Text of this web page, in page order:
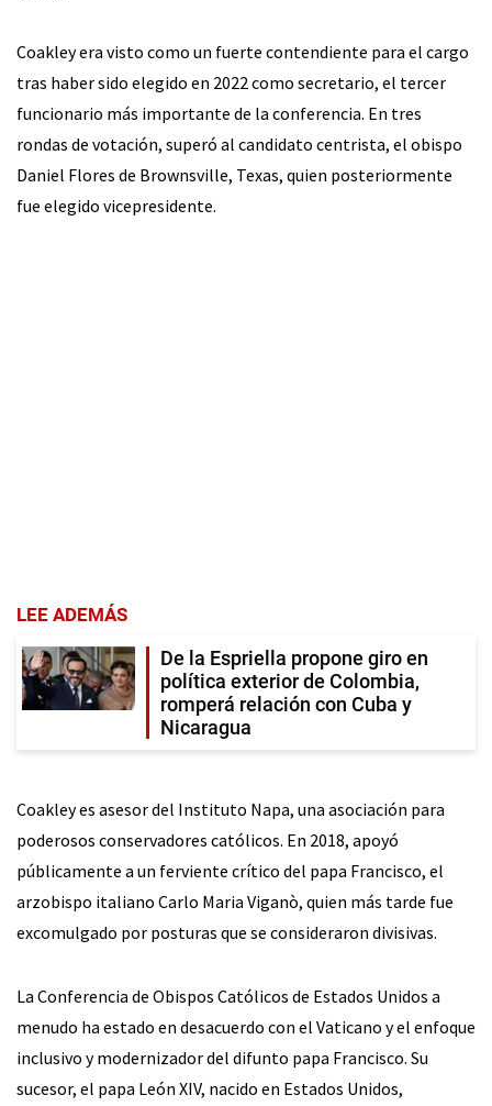
Coakley era visto como un fuerte contendiente para el cargo
tras haber sido elegido en 2022 como secretario, el tercer
funcionario más importante de la conferencia. En tres
rondas de votación, superó al candidato centrista, el obispo
Daniel Flores de Brownsville, Texas, quien posteriormente
fue elegido vicepresidente.
LEE ADEMÁS
De la Espriella propone giro en
política exterior de Colombia,
romperá relación con Cuba y
Nicaragua
Coakley es asesor del Instituto Napa, una asociación para
poderosos conservadores católicos. En 2018, apoyó
públicamente a un ferviente crítico del papa Francisco, el
arzobispo italiano Carlo Maria Viganò, quien más tarde fue
excomulgado por posturas que se consideraron divisivas.
La Conferencia de Obispos Católicos de Estados Unidos a
menudo ha estado en desacuerdo con el Vaticano y el enfoque
inclusivo y modernizador del difunto papa Francisco. Su
sucesor, el papa León XIV, nacido en Estados Unidos,